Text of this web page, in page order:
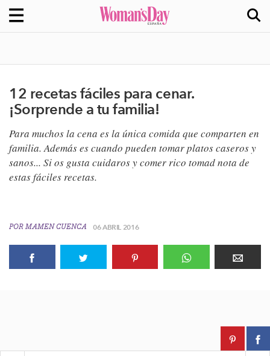
12 recetas fáciles para cenar.
¡Sorprende a tu familia!
Para muchos la cena es la única comida que comparten en
familia. Además es cuando pueden tomar platos caseros y
sanos... Si os gusta cuidaros y comer rico tomad nota de
estas fáciles recetas.
POR MAMEN CUENCA 06 ABRIL 2016